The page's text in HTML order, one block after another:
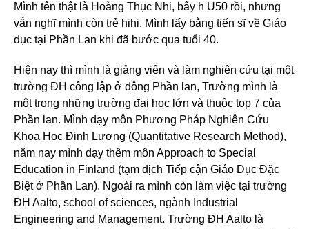
Mình tên thật là Hoàng Thục Nhi, bây h U50 rồi, nhưng
vẫn nghĩ mình còn trẻ hihi. Mình lấy bằng tiến sĩ về Giáo
dục tại Phần Lan khi đã bước qua tuổi 40.
Hiện nay thì mình là giảng viên và làm nghiên cứu tại một
trường ĐH công lập ở đông Phần lan, Trường mình là
một trong những trường đại học lớn và thuộc top 7 của
Phần lan. Mình dạy môn Phương Pháp Nghiên Cứu
Khoa Học Định Lượng (Quantitative Research Method),
năm nay mình dạy thêm môn Approach to Special
Education in Finland (tạm dịch Tiếp cận Giáo Dục Đặc
Biệt ở Phần Lan). Ngoài ra mình còn làm việc tại trường
ĐH Aalto, school of sciences, ngành Industrial
Engineering and Management. Trường ĐH Aalto là